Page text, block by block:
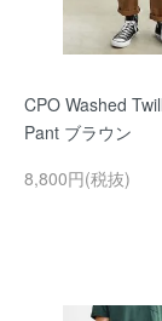
CPO Washed
Pant ブラウン
8,800円(税抜)